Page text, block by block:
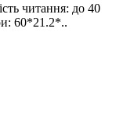
читання: до 40
60*21.2*..